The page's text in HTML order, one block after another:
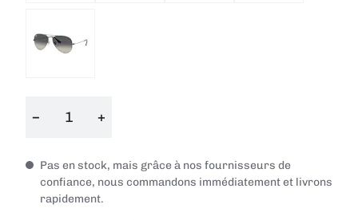
− +
Pas en stock, mais grâce à nos fournisseurs de
confiance, nous commandons immédiatement et livrons
rapidement.